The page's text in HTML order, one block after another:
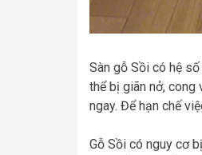
Sàn gỗ Sồi có hệ
thể bị giãn nở,
ngay. Để hạn chế
Gỗ Sồi có nguy cơ